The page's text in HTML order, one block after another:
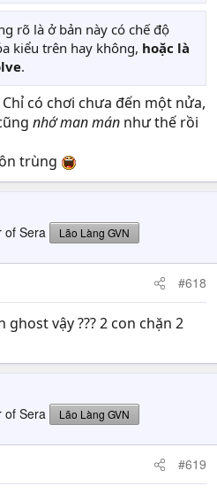
rõ là ở bản này có chế độ
kiểu trên hay không, hoặc là
.
có chơi chưa đến một nửa,
nhớ man mán như thế rồi
trùng
of Sera Lão Làng GVN
#618
vậy ??? 2 con chặn 2
of Sera Lão Làng GVN
#619